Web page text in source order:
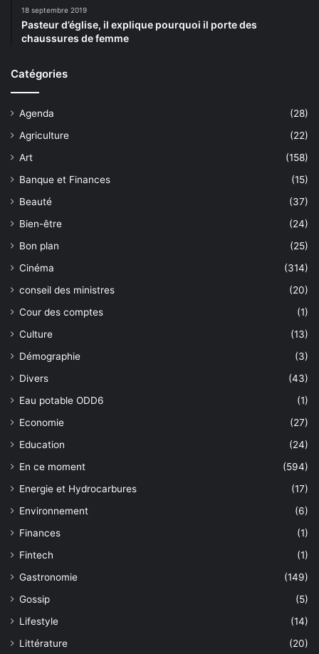
18 septembre 2019
Pasteur d’église, il explique pourquoi il porte des
chaussures de femme
Catégories
Agenda
(28)
Agriculture
(22)
Art
(158)
Banque et Finances
(15)
Beauté
(37)
Bien-être
(24)
Bon plan
(25)
Cinéma
(314)
conseil des ministres
(20)
Cour des comptes
(1)
Culture
(13)
Démographie
(3)
Divers
(43)
Eau potable ODD6
(1)
Economie
(27)
Education
(24)
En ce moment
(594)
Energie et Hydrocarbures
(17)
Environnement
(6)
Finances
(1)
Fintech
(1)
Gastronomie
(149)
Gossip
(5)
Lifestyle
(14)
Littérature
(20)